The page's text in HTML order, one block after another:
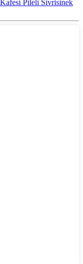
Pileli Sivrisinek